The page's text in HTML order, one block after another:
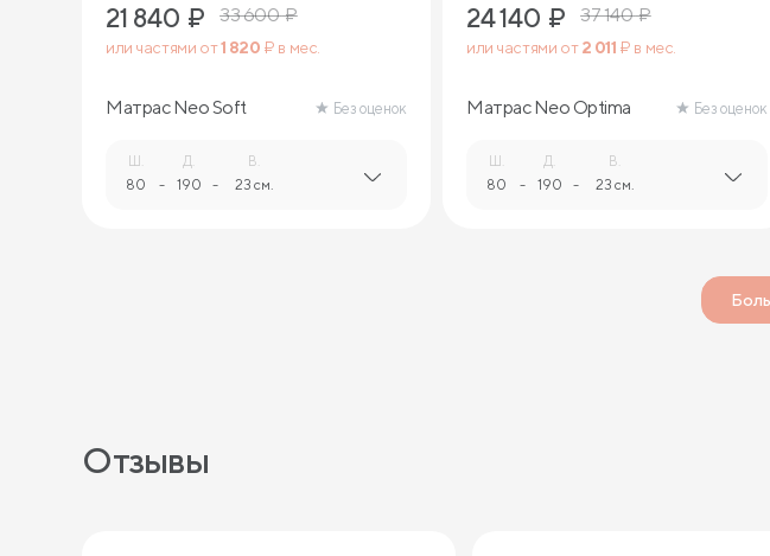
21 840 ₽ 33 600₽
или частями от1 820 ₽ в мес.
Матрас Neo Soft Без оценок
Ш.
80 -
Д.
190 -
В.
23 см.
24 140 ₽ 37 140₽
или частями от2 011 ₽ в мес.
Матрас Neo Optima Без оценок
Ш.
80 -
Д.
190 -
В.
23 см.
Отзывы